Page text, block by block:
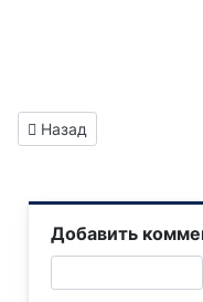
Предыдущий: Газета
Назад
Добавить
Текст